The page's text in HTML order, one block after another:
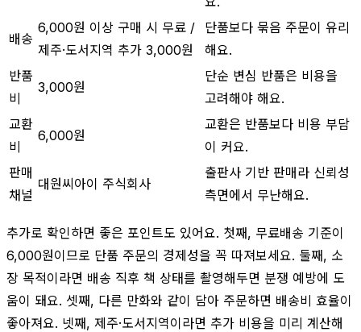
배송
6,000원 이상 구매 시 무료 /
제주·도서지역 추가 3,000원
단품보다 묶음 주문이 유리
해요.
반품
비
3,000원
단순 변심 반품은 비용을
고려해야 해요.
교환
비
6,000원
교환은 반품보다 비용 부담
이 커요.
판매
채널
대원씨아이 주식회사
출판사 기반 판매라 신뢰성
측면에서 무난해요.
추가로 확인하면 좋은 포인트도 있어요. 첫째, 무료배송 기준이
6,000원이므로 단품 주문의 경제성을 꼭 따져보세요. 둘째, 소
장 목적이라면 배송 직후 책 상태를 촬영해두면 분쟁 예방에 도
움이 돼요. 셋째, 다른 만화와 같이 담아 주문하면 배송비 효율이
좋아져요. 넷째, 제주·도서지역이라면 추가 비용을 미리 계산해